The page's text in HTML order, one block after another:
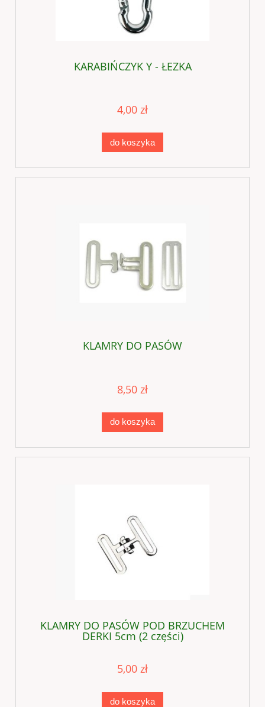
KARABIŃCZYK Y - ŁEZKA
4,00 zł
do koszyka
KLAMRY DO PASÓW
8,50 zł
do koszyka
KLAMRY DO PASÓW POD BRZUCHEM
DERKI 5cm (2 części)
5,00 zł
do koszyka